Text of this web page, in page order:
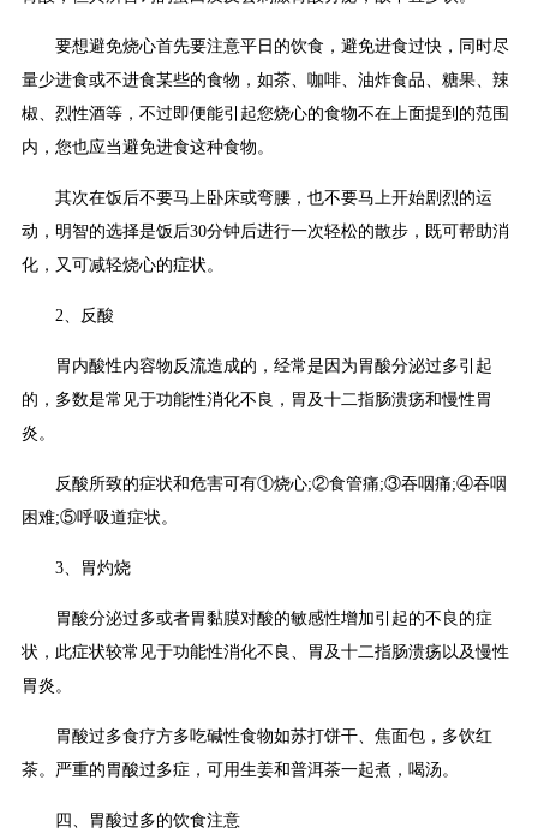
要想避免烧心首先要注意平日的饮食，避免进食过快，同时尽
量少进食或不进食某些的食物，如茶、咖啡、油炸食品、糖果、辣
椒、烈性酒等，不过即便能引起您烧心的食物不在上面提到的范围
内，您也应当避免进食这种食物。
其次在饭后不要马上卧床或弯腰，也不要马上开始剧烈的运
动，明智的选择是饭后30分钟后进行一次轻松的散步，既可帮助消
化，又可减轻烧心的症状。
2、反酸
胃内酸性内容物反流造成的，经常是因为胃酸分泌过多引起
的，多数是常见于功能性消化不良，胃及十二指肠溃疡和慢性胃
炎。
反酸所致的症状和危害可有①烧心;②食管痛;③吞咽痛;④吞咽
困难;⑤呼吸道症状。
3、胃灼烧
胃酸分泌过多或者胃黏膜对酸的敏感性增加引起的不良的症
状，此症状较常见于功能性消化不良、胃及十二指肠溃疡以及慢性
胃炎。
胃酸过多食疗方多吃碱性食物如苏打饼干、焦面包，多饮红
茶。严重的胃酸过多症，可用生姜和普洱茶一起煮，喝汤。
四、胃酸过多的饮食注意